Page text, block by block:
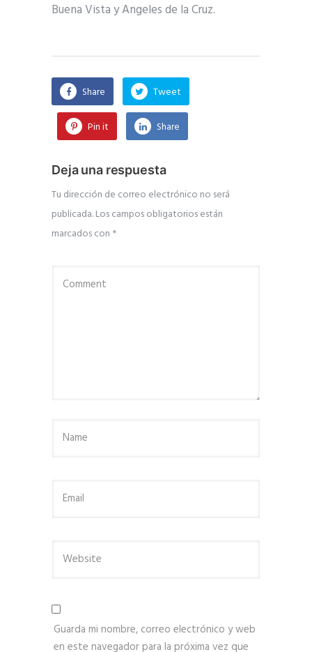
Buena Vista y Angeles de la Cruz.
Share Tweet
Pin it Share
Deja una respuesta
Tu dirección de correo electrónico no será
publicada.Los campos obligatorios están
marcados con *
Guarda mi nombre, correo electrónico y web
en este navegador para la próxima vez que